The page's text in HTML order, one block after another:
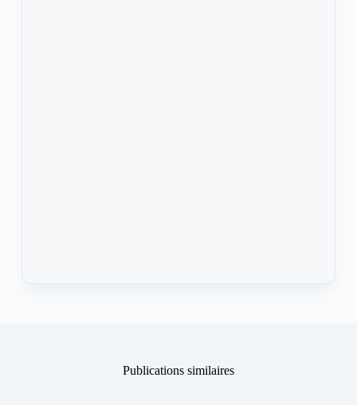
Publications similaires